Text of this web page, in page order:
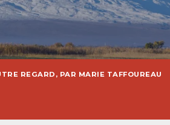
REGARD, PAR MARIE TAFFOUREAU